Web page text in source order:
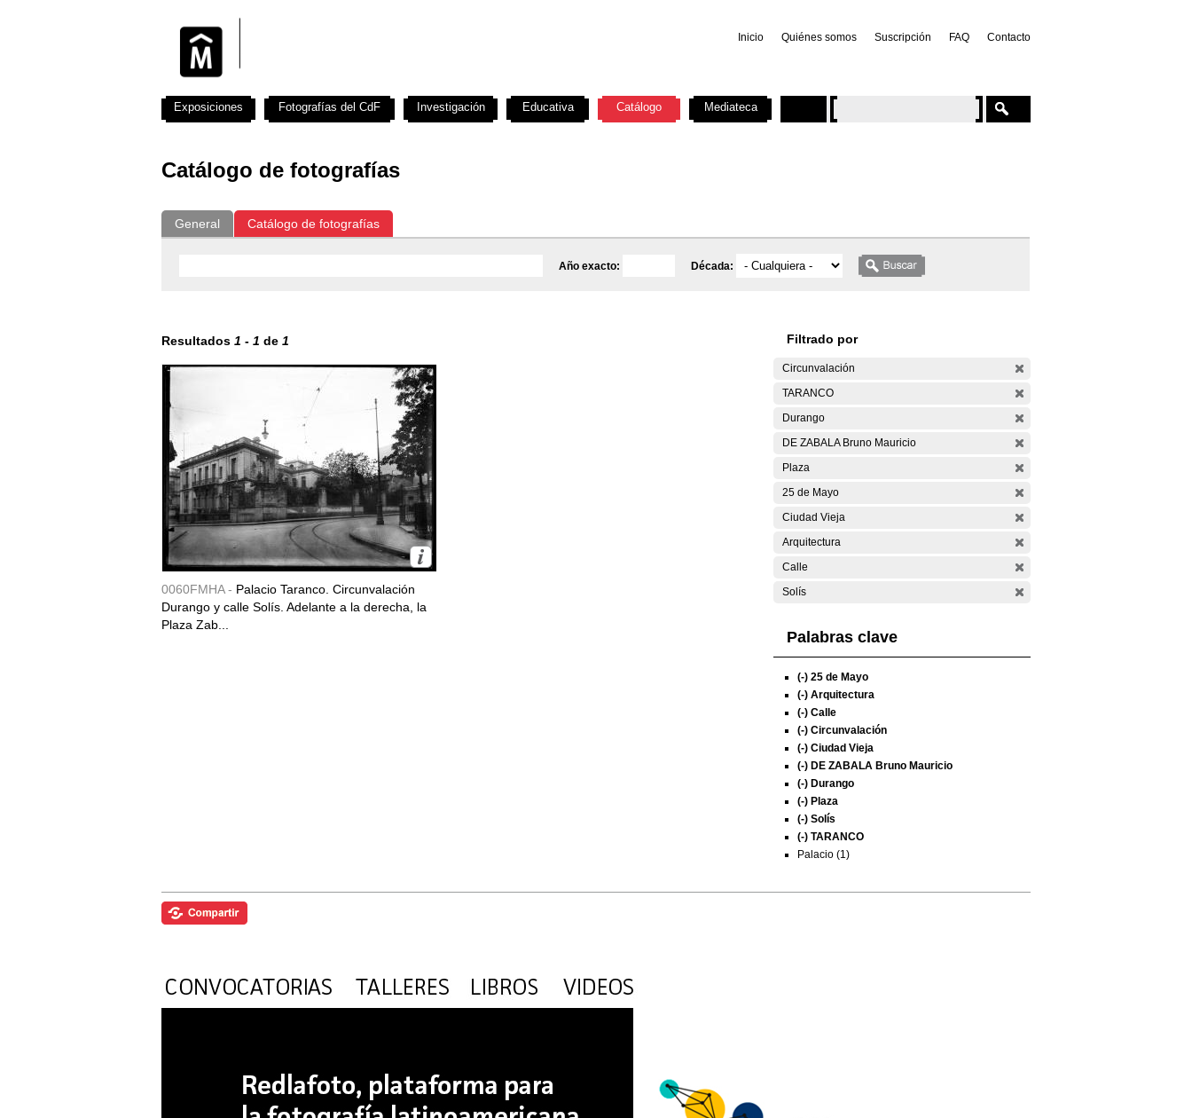
Inicio Quiénes somos Suscripción FAQ Contacto
Catálogo de fotografías
General Catálogo de fotografías
Año exacto: Década:
Resultados 1 - 1 de 1
0060FMHA - Palacio Taranco. Circunvalación
Durango y calle Solís. Adelante a la derecha, la
Plaza Zab...
Filtrado por
Circunvalación
TARANCO
Durango
DE ZABALA Bruno Mauricio
Plaza
25 de Mayo
Ciudad Vieja
Arquitectura
Calle
Solís
Palabras clave
(-) 25 de Mayo
(-) Arquitectura
(-) Calle
(-) Circunvalación
(-) Ciudad Vieja
(-) DE ZABALA Bruno Mauricio
(-) Durango
(-) Plaza
(-) Solís
(-) TARANCO
Palacio (1)
Exposiciones Fotografías del CdF Investigación Educativa Catálogo Mediateca